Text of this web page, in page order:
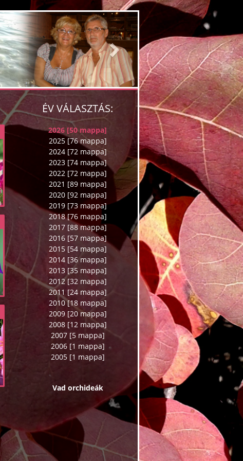
Next
ÉV VÁLASZTÁS:
2026 [50 mappa]
2025 [76 mappa]
2024 [72 mappa]
2023 [74 mappa]
2022 [72 mappa]
2021 [89 mappa]
2020 [92 mappa]
2019 [73 mappa]
2018 [76 mappa]
2017 [88 mappa]
2016 [57 mappa]
2015 [54 mappa]
2014 [36 mappa]
2013 [35 mappa]
2012 [32 mappa]
2011 [24 mappa]
2010 [18 mappa]
2009 [20 mappa]
2008 [12 mappa]
2007 [5 mappa]
2006 [1 mappa]
2005 [1 mappa]
Vad orchideák